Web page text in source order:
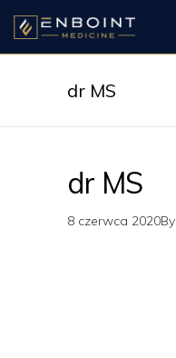
dr MS
dr MS
8 czerwca 2020By